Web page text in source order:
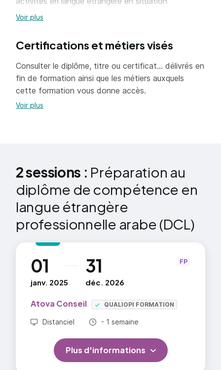
professionnelle sont évaluées :
production écrite et orale,
interaction.
Les composantes pragmatique et linguistique de la
communication sont évaluées.
Voir plus
Certifications et métiers visés
Consulter le diplôme, titre ou certificat... délivrés en
fin de formation ainsi que les métiers auxquels
cette formation vous donne accès.
Voir plus
2 sessions : Préparation au
diplôme de compétence en
langue étrangère
professionnelle arabe (DCL)
01
janv. 2025
au 31
déc. 2026
Atova Conseil QUALIOPI FORMATION
Distanciel Durée totale :
- 1 semaine
FP
Plus d'informations